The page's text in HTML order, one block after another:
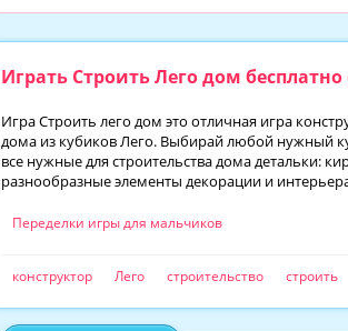
Играть Строить Лего дом
Игра Строить лего дом это отличная игра
дома из кубиков Лего. Выбирай любой нужный
все нужные для строительства дома детальки:
разнообразные элементы декорации и
Переделки игры для мальчиков
конструктор Лего строительство строить